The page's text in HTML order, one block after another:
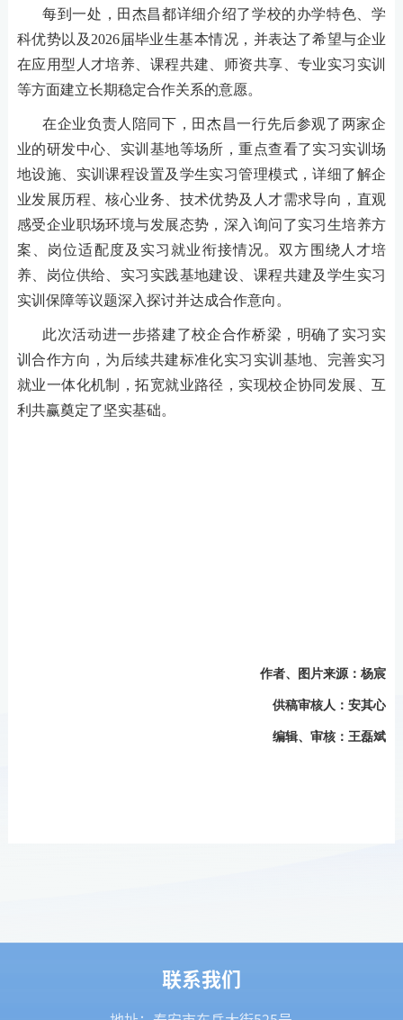
每到一处，田杰昌都详细介绍了学校的办学特色、学
科优势以及 2026届毕业生基本情况，并表达了希望与企业
在应用型 人才培养、 课程共建、师资共享、专业实习实训
等方面建立长期稳定合作关系的意愿。
在企业负责人陪同下， 田杰昌一行先后参观了两家企
业的研发中心、实训基地等场所，重点查看了实习实训场
地设施、实训课程设置及学生实习管理模式，详细了解企
业发展历程、核心业务、技术优势及人才需求导向，直观
感受企业职场环境与发展态势，深入询问了实习生培养方
案
、岗位适配度及实习就业衔接情况。双方围绕人才培
养、岗位供给、实习实践基地建设、课程共建及学生实习
实训保障等议题深入探讨并达成合作意向。
此次活动进一步搭建了校企合作桥梁，明确了实习实
训合作方向，为后续共建标准化实习实训基地、完善实习
就业一体化机制，拓宽就业路径，实现校企协同发展、互
利共赢奠定了坚实基础。
作者、图片来源：杨宸
供稿审核人：安其心
编辑、审核：王磊斌
联系我们